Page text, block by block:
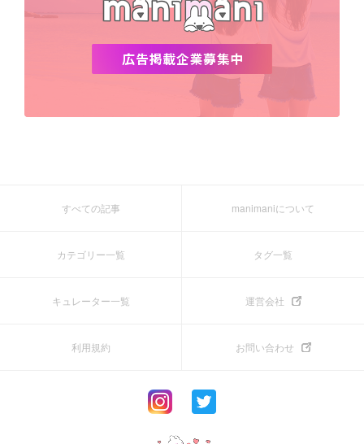
すべての記事 manimaniについて
カテゴリー一覧 タグ一覧
キュレーター一覧 運営会社
利用規約 お問い合わせ